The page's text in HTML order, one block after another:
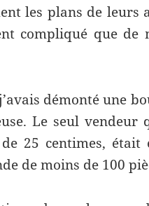
les plans de leurs
compliqué que de
démonté une
Le seul vendeur
25 centimes, était
de moins de 100